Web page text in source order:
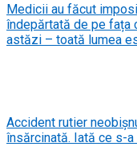
Medicii au făcut
îndepărtată de pe fața
astăzi – toată lumea
Accident rutier
însărcinată. Iată ce s-